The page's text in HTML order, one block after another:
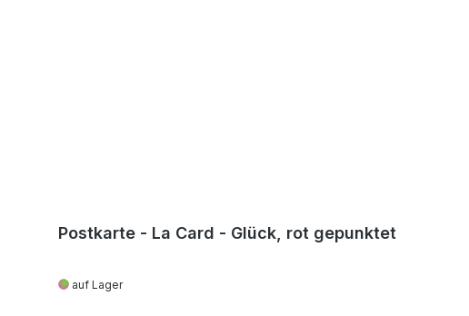
Postkarte - La Card - Glück, rot gepunktet
auf Lager